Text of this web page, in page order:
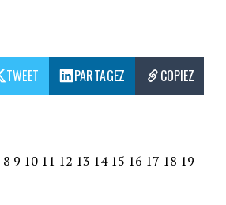
TWEET PARTAGEZ COPIEZ
8 9 10 11 12 13 14 15 16 17 18 19